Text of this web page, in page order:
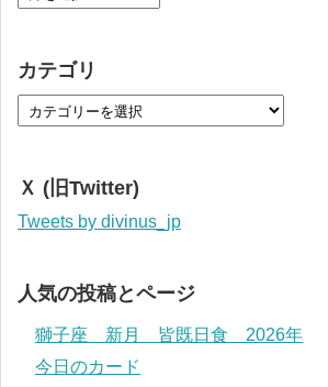
カテゴリ
Ｘ (旧Twitter)
Tweets by divinus_jp
人気の投稿とページ
獅子座 新月 皆既日食 2026年
今日のカード